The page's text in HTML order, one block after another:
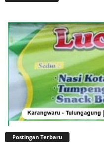
Postingan Terbaru